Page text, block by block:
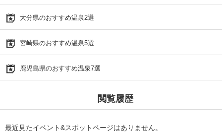
大分県のおすすめ温泉2選
宮崎県のおすすめ温泉5選
鹿児島県のおすすめ温泉7選
閲覧履歴
最近見たイベント&スポットページはありません。